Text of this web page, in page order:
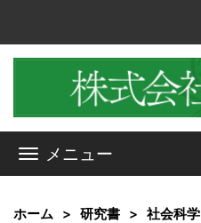
メニュー
ホーム 研究書 社会科学